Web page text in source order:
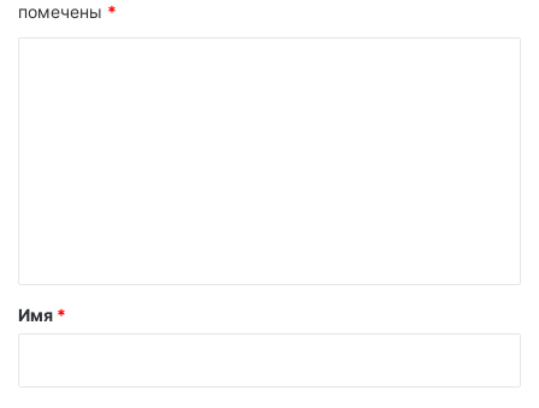
помечены *
а
Имя *